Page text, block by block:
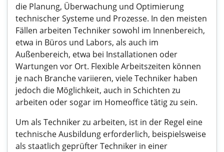
die Planung, Überwachung und Optimierung
technischer Systeme und Prozesse. In den meisten
Fällen arbeiten Techniker sowohl im Innenbereich,
etwa in Büros und Labors, als auch im
Außenbereich, etwa bei Installationen oder
Wartungen vor Ort. Flexible Arbeitszeiten können
je nach Branche variieren, viele Techniker haben
jedoch die Möglichkeit, auch in Schichten zu
arbeiten oder sogar im Homeoffice tätig zu sein.
Um als Techniker zu arbeiten, ist in der Regel eine
technische Ausbildung erforderlich, beispielsweise
als staatlich geprüfter Techniker in einer